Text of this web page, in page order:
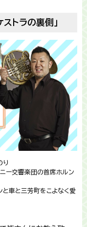
トラの裏側」
ー交響楽団の首席ホルン
と車と三芳町をこよなく愛